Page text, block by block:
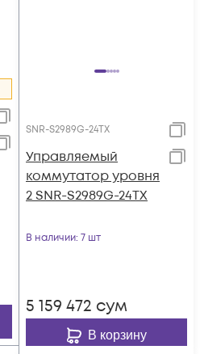
SNR-S2989G-24TX
Управляемый
коммутатор уровня
2 SNR-S2989G-24TX
В наличии: 7 шт
5 159 472 сум
В корзину